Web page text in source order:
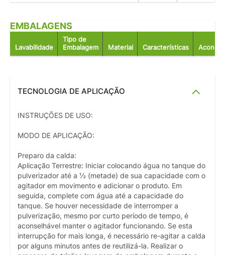
EMBALAGENS
Lavabilidade
Tipo de
Embalagem
Material Características
TECNOLOGIA DE APLICAÇÃO
INSTRUÇÕES DE USO:
MODO DE APLICAÇÃO:
Preparo da calda:
Aplicação Terrestre: Iniciar colocando água no tanque do
pulverizador até a ½ (metade) de sua capacidade com o
agitador em movimento e adicionar o produto. Em
seguida, complete com água até a capacidade do
tanque. Se houver necessidade de interromper a
pulverização, mesmo por curto período de tempo, é
aconselhável manter o agitador funcionando. Se esta
interrupção for mais longa, é necessário re-agitar a calda
por alguns minutos antes de reutilizá-la. Realizar o